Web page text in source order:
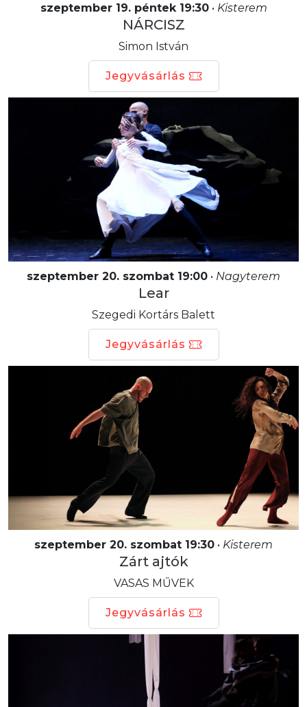
szeptember 19. péntek 19:30• Kisterem
NÁRCISZ
Simon István
Jegyvásárlás
szeptember 20. szombat 19:00 • Nagyterem
Lear
Szegedi Kortárs Balett
Jegyvásárlás
szeptember 20. szombat 19:30 • Kisterem
Zárt ajtók
VASAS MŰVEK
Jegyvásárlás